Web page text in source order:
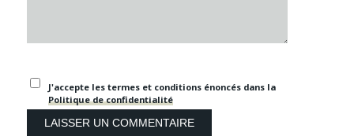
J'accepte les termes et conditions énoncés dans la
Politique de confidentialité